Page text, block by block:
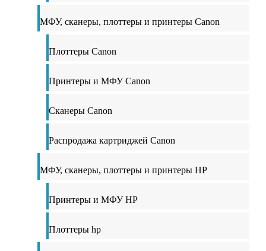
МФУ, сканеры, плоттеры и принтеры Canon
Плоттеры Canon
Принтеры и МФУ Canon
Сканеры Canon
Распродажа картриджей Canon
МФУ, сканеры, плоттеры и принтеры HP
Принтеры и МФУ HP
Плоттеры hp